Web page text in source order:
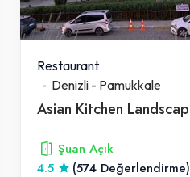
Restaurant
Denizli- Pamukkale
Şuan Açık
4.5
(574 Değerlendirme)